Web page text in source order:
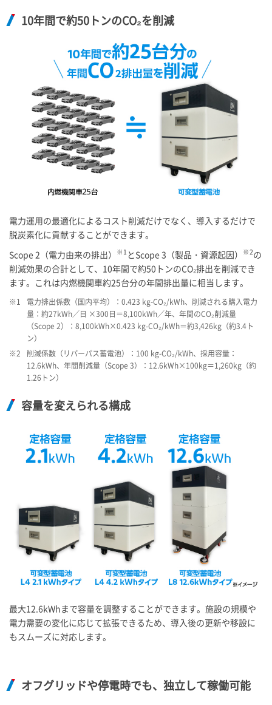
10年間で約50トンのCO₂を削減
電力運用の最適化によるコスト削減だけでなく、導入するだけで
脱炭素化に貢献することができます。
Scope 2（電力由来の排出）
※1 とScope 3（製品・資源起因） ※2の
削減効果の合計として、10年間で約50トンのCO₂排出を削減でき
ます。これは内燃機関車約25台分の年間排出量に相当します。
※1
電力排出係数（国内平均）：0.423 kg-CO₂/kWh、削減される購入電力
量：約27kWh／日 ×300日＝8,100kWh／年、年間のCO₂削減量
（Scope 2）：8,100kWh×0.423 kg-CO₂/kWh＝約3,426kg（約3.4ト
ン）
※2
削減係数（リパーパス蓄電池）：100 kg-CO₂/kWh、採用容量：
12.6kWh、年間削減量（Scope 3）：12.6kWh×100kg＝1,260kg（約
1.26トン）
容量を変えられる構成
最大12.6kWhまで容量を調整することができます。施設の規模や
電力需要の変化に応じて拡張できるため、導入後の更新や移設に
もスムーズに対応します。
オフグリッドや停電時でも、独立して稼働可能